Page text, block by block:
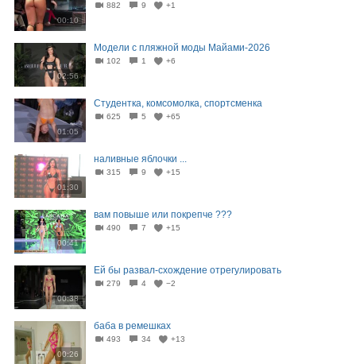
00:10
882 9 +1
02:56
Модели с пляжной моды Майами-2026
102 1 +6
01:05
Студентка, комсомолка, спортсменка
625 5 +65
01:30
наливные яблочки ...
315 9 +15
00:41
вам повыше или покрепче ???
490 7 +15
00:38
Ей бы развал-схождение отрегулировать
279 4 −2
00:26
баба в ремешках
493 34 +13